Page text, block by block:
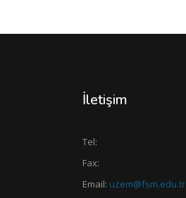
İletişim
Tel:
Fax:
Email: uzem@fsm.edu.tr